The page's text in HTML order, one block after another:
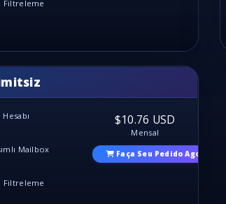
Filtreleme
Mailbox
Filtreleme
$10.76 USD
Mensal
Faça Seu Pedido Agora